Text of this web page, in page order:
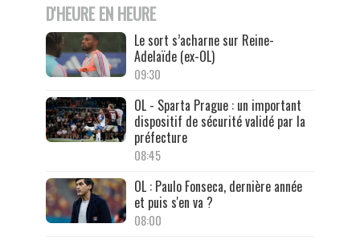
D'HEURE EN HEURE
Le sort s’acharne sur Reine-
Adelaïde (ex-OL)
09:30
OL - Sparta Prague : un important
dispositif de sécurité validé par la
préfecture
08:45
OL : Paulo Fonseca, dernière année
et puis s'en va ?
08:00